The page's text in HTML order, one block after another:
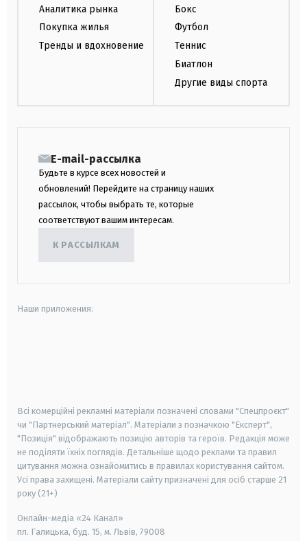
Аналитика рынка
Покупка жилья
Тренды и вдохновение
Бокс
Футбол
Теннис
Биатлон
Другие виды спорта
E-mail-рассылка
Будьте в курсе всех новостей и
обновлений! Перейдите на страницу наших
рассылок, чтобы выбрать те, которые
соответствуют вашим интересам.
К РАССЫЛКАМ
Наши приложения:
Всі комерційні рекламні матеріали позначені словами "Спецпроєкт"
чи "Партнерський матеріал". Матеріали з позначкою "Експерт",
"Позиція" відображають позицію авторів та героїв. Редакція може
не поділяти їхніх поглядів. Детальніше щодо реклами та правил
цитування можна ознайомитись в правилах користування сайтом.
Усі права захищені. Матеріали сайту призначені для осіб старше 21
року (21+)
Онлайн-медіа «24 Канал»
пл. Галицька, буд. 15, м. Львів, 79008